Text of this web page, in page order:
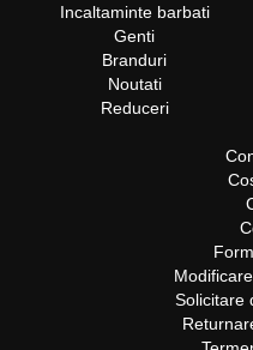
Incaltaminte barbati
Genti
Branduri
Noutati
Reduceri
Solicitare